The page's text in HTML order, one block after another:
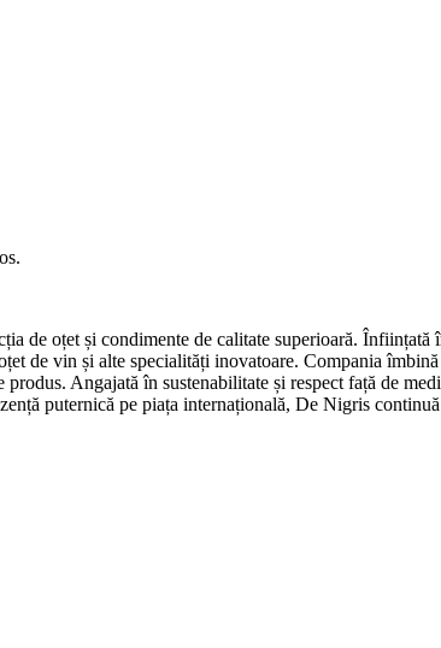
de oțet și condimente de calitate superioară.
de vin și alte specialități inovatoare. Compania
Angajată în sustenabilitate și respect față de
puternică pe piața internațională, De Nigris